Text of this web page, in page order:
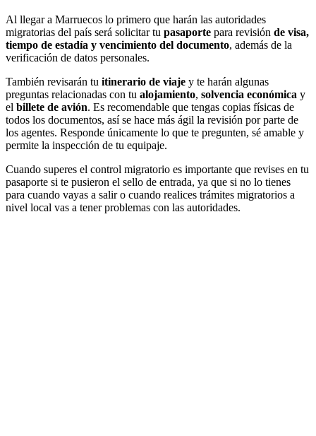
Al llegar a Marruecos lo primero que harán las autoridades
migratorias del país será solicitar tu pasaporte para revisión de visa,
tiempo de estadía y vencimiento del documento, además de la
verificación de datos personales.
También revisarán tu itinerario de viaje y te harán algunas
preguntas relacionadas con tu alojamiento, solvencia económica y
el billete de avión. Es recomendable que tengas copias físicas de
todos los documentos, así se hace más ágil la revisión por parte de
los agentes. Responde únicamente lo que te pregunten, sé amable y
permite la inspección de tu equipaje.
Cuando superes el control migratorio es importante que revises en tu
pasaporte si te pusieron el sello de entrada, ya que si no lo tienes
para cuando vayas a salir o cuando realices trámites migratorios a
nivel local vas a tener problemas con las autoridades.